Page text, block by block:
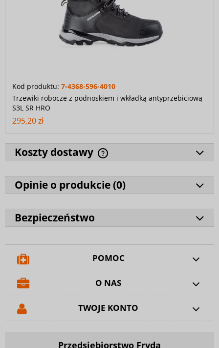
Kod produktu: 7-4368-596-4010
Trzewiki robocze z podnoskiem i wkładką antyprzebiciową
S3L SR HRO
295,20 zł
Koszty dostawy
Opinie o produkcie (0)
Bezpieczeństwo
POMOC
O NAS
TWOJE KONTO
Przedsiębiorstwo Fryda